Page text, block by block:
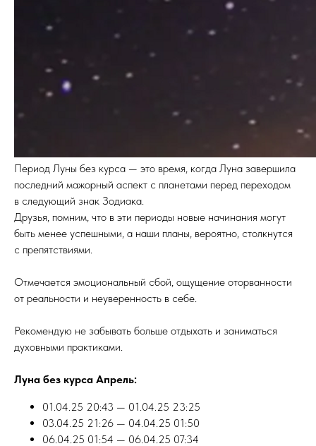
Период Луны без курса — это время, когда Луна завершила
последний мажорный аспект с планетами перед переходом
в следующий знак Зодиака.
Друзья, помним, что в эти периоды новые начинания могут
быть менее успешными, а наши планы, вероятно, столкнутся
с препятствиями.
Отмечается эмоциональный сбой, ощущение оторванности
от реальности и неуверенность в себе.
Рекомендую не забывать больше отдыхать и заниматься
духовными практиками.
Луна без курса Апрель:
01.04.25 20:43 — 01.04.25 23:25
03.04.25 21:26 — 04.04.25 01:50
06.04.25 01:54 — 06.04.25 07:34